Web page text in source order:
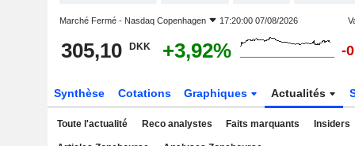
Marché Fermé - Nasdaq Copenhagen 17:20:00 07/08/2026
305,10 DKK +3,92% -
Synthèse Cotations Graphiques Actualités
Toute l'actualité Reco analystes Faits marquants Insiders